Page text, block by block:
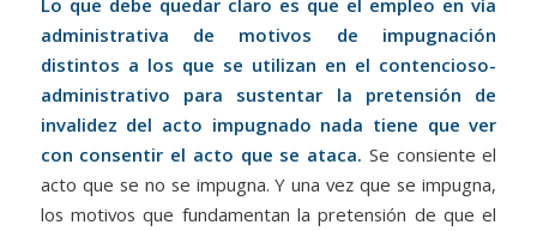
Lo que debe quedar claro es que el empleo en vía
administrativa de motivos de impugnación
distintos a los que se utilizan en el contencioso-
administrativo para sustentar la pretensión de
invalidez del acto impugnado nada tiene que ver
con consentir el acto que se ataca. Se consiente el
acto que se no se impugna. Y una vez que se impugna,
los motivos que fundamentan la pretensión de que el